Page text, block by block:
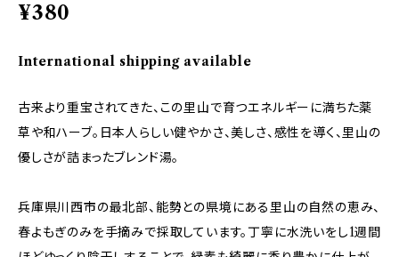
¥380
International shipping available
古来より重宝されてきた、この里山で育つエネルギーに満ちた薬
草や和ハーブ。日本人らしい健やかさ、美しさ、感性を導く、里山の
優しさが詰まったブレンド湯。
兵庫県川西市の最北部、能勢との県境にある里山の自然の恵み、
春よもぎのみを手摘みで採取しています。丁寧に水洗いをし1週間